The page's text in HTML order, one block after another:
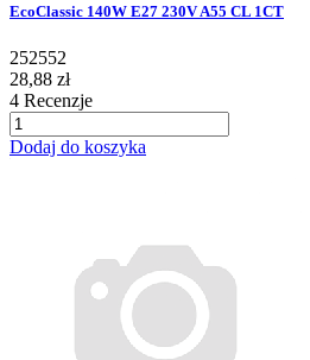
EcoClassic 140W E27 230V A55 CL 1CT
252552
28,88 zł
4 Recenzje
Dodaj do koszyka